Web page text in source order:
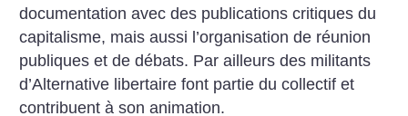
documentation avec des publications critiques du
capitalisme, mais aussi l’organisation de réunion
publiques et de débats. Par ailleurs des militants
d’Alternative libertaire font partie du collectif et
contribuent à son animation.